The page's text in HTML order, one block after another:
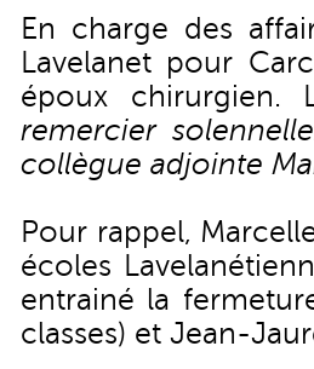
En charge des
Lavelanet pour
époux chirurgien.
remercier
collègue adjointe
Pour rappel,
écoles
entrainé la
classes) et Jean-